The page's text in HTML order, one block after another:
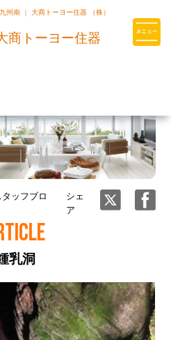
の厳しい基準を
州南 ｜ 大商トーヨー住器 （株）
商トーヨー住器
ッフブロ
シェ
ア
乳洞